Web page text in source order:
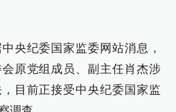
央纪委国家监委网站消息，
原党组成员、副主任肖杰涉
目前正接受中央纪委国家监